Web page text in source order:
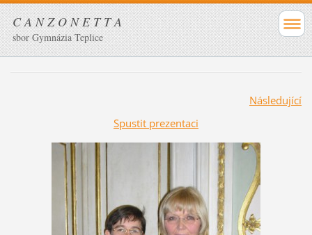
C A N Z O N E T T A
sbor Gymnázia Teplice
Následující
Spustit prezentaci